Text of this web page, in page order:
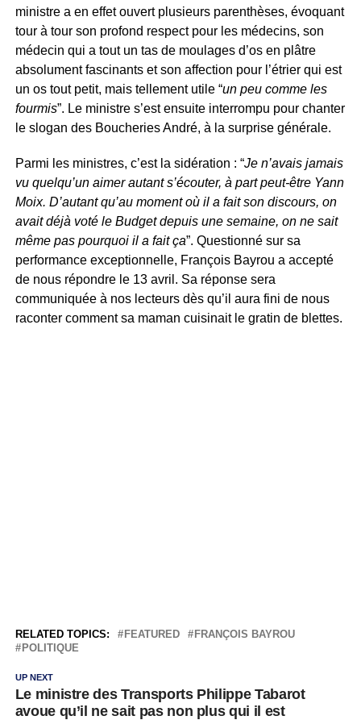
ministre a en effet ouvert plusieurs parenthèses, évoquant
tour à tour son profond respect pour les médecins, son
médecin qui a tout un tas de moulages d’os en plâtre
absolument fascinants et son affection pour l’étrier qui est
un os tout petit, mais tellement utile “un peu comme les
fourmis”. Le ministre s’est ensuite interrompu pour chanter
le slogan des Boucheries André, à la surprise générale.
Parmi les ministres, c’est la sidération : “Je n’avais jamais
vu quelqu’un aimer autant s’écouter, à part peut-être Yann
Moix. D’autant qu’au moment où il a fait son discours, on
avait déjà voté le Budget depuis une semaine, on ne sait
même pas pourquoi il a fait ça”. Questionné sur sa
performance exceptionnelle, François Bayrou a accepté
de nous répondre le 13 avril. Sa réponse sera
communiquée à nos lecteurs dès qu’il aura fini de nous
raconter comment sa maman cuisinait le gratin de blettes.
RELATED TOPICS: FEATURED
FRANÇOIS BAYROU
POLITIQUE
UP NEXT
Le ministre des Transports Philippe Tabarot
avoue qu’il ne sait pas non plus qui il est